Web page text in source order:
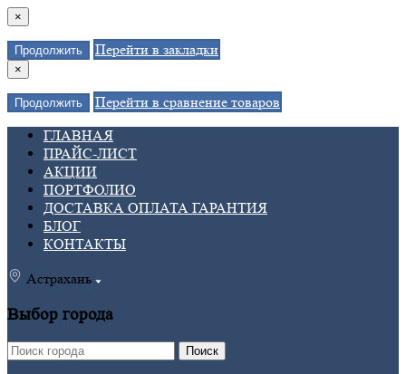
×
Продолжить Перейти в закладки
×
Продолжить
Перейти в сравнение товаров
ГЛАВНАЯ
ПРАЙС-ЛИСТ
АКЦИИ
ПОРТФОЛИО
ДОСТАВКА ОПЛАТА ГАРАНТИЯ
БЛОГ
КОНТАКТЫ
Астрахань
Выбор города
Поиск